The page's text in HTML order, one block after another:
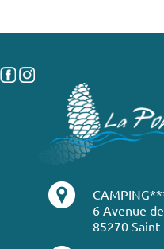
6 Avenue
85270 Saint